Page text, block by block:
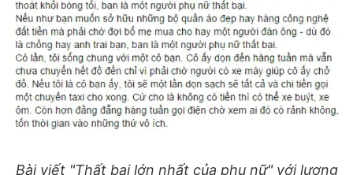
Bài viết "Thất bại lớn nhất của phụ nữ" với lượng